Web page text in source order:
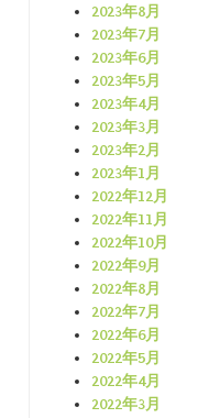
2023年8月
2023年7月
2023年6月
2023年5月
2023年4月
2023年3月
2023年2月
2023年1月
2022年12月
2022年11月
2022年10月
2022年9月
2022年8月
2022年7月
2022年6月
2022年5月
2022年4月
2022年3月